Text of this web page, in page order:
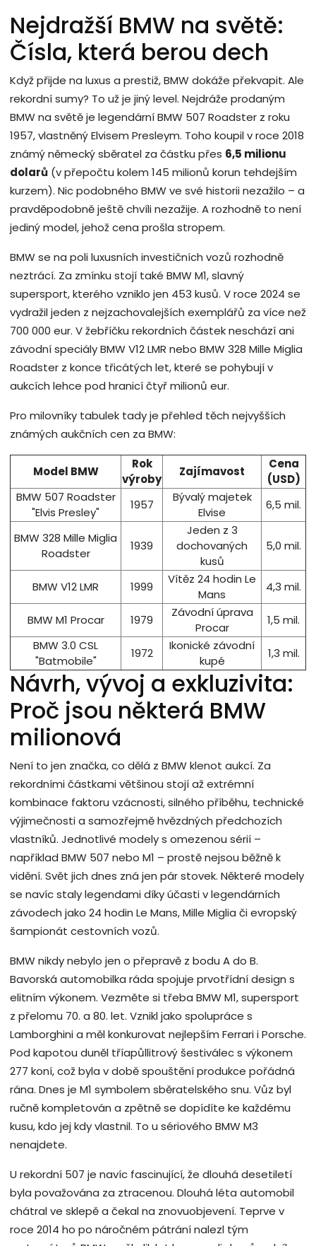
Nejdražší BMW na světě:
Čísla, která berou dech
Když přijde na luxus a prestiž, BMW dokáže překvapit. Ale
rekordní sumy? To už je jiný level. Nejdráže prodaným
BMW na světě je legendární BMW 507 Roadster z roku
1957, vlastněný Elvisem Presleym. Toho koupil v roce 2018
známý německý sběratel za částku přes 6,5 milionu
dolarů (v přepočtu kolem 145 milionů korun tehdejším
kurzem). Nic podobného BMW ve své historii nezažilo – a
pravděpodobně ještě chvíli nezažije. A rozhodně to není
jediný model, jehož cena prošla stropem.
BMW se na poli luxusních investičních vozů rozhodně
neztrácí. Za zmínku stojí také BMW M1, slavný
supersport, kterého vzniklo jen 453 kusů. V roce 2024 se
vydražil jeden z nejzachovalejších exemplářů za více než
700 000 eur. V žebříčku rekordních částek neschází ani
závodní speciály BMW V12 LMR nebo BMW 328 Mille Miglia
Roadster z konce třicátých let, které se pohybují v
aukcích lehce pod hranicí čtyř milionů eur.
Pro milovníky tabulek tady je přehled těch nejvyšších
známých aukčních cen za BMW:
Model BMW
Rok
výroby
Zajímavost
Cena
(USD)
BMW 507 Roadster
"Elvis Presley"
1957
Bývalý majetek
Elvise
6,5 mil.
BMW 328 Mille Miglia
Roadster
1939
Jeden z 3
dochovaných
kusů
5,0 mil.
BMW V12 LMR 1999
Vítěz 24 hodin Le
Mans
4,3 mil.
BMW M1 Procar 1979
Závodní úprava
Procar
1,5 mil.
BMW 3.0 CSL
"Batmobile"
1972
Ikonické závodní
kupé
1,3 mil.
Návrh, vývoj a exkluzivita:
Proč jsou některá BMW
milionová
Není to jen značka, co dělá z BMW klenot aukcí. Za
rekordními částkami většinou stojí až extrémní
kombinace faktoru vzácnosti, silného příběhu, technické
výjimečnosti a samozřejmě hvězdných předchozích
vlastníků. Jednotlivé modely s omezenou sérií –
například BMW 507 nebo M1 – prostě nejsou běžně k
vidění. Svět jich dnes zná jen pár stovek. Některé modely
se navíc staly legendami díky účasti v legendárních
závodech jako 24 hodin Le Mans, Mille Miglia či evropský
šampionát cestovních vozů.
BMW nikdy nebylo jen o přepravě z bodu A do B.
Bavorská automobilka ráda spojuje prvotřídní design s
elitním výkonem. Vezměte si třeba BMW M1, supersport
z přelomu 70. a 80. let. Vznikl jako spolupráce s
Lamborghini a měl konkurovat nejlepším Ferrari i Porsche.
Pod kapotou duněl tříapůllitrový šestiválec s výkonem
277 koní, což byla v době spouštění produkce pořádná
rána. Dnes je M1 symbolem sběratelského snu. Vůz byl
ručně kompletován a zpětně se dopídíte ke každému
kusu, kdo jej kdy vlastnil. To u sériového BMW M3
nenajdete.
U rekordní 507 je navíc fascinující, že dlouhá desetiletí
byla považována za ztracenou. Dlouhá léta automobil
chátral ve sklepě a čekal na znovuobjevení. Teprve v
roce 2014 ho po náročném pátrání nalezl tým